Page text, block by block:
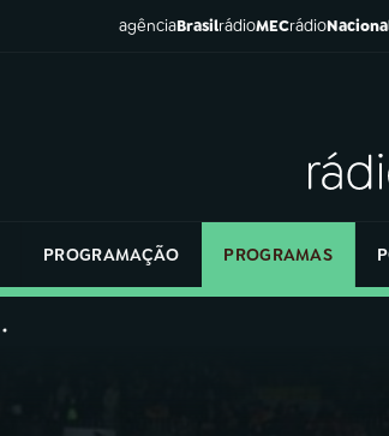
agênciaBrasilrádioMECrádio
PROGRAMAÇÃO PROGRAMAS